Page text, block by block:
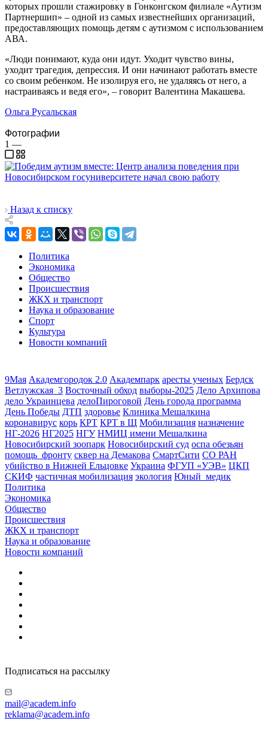
которых прошли стажировку в Гонконгском филиале «Аутизм
Партнершип» – одной из самых известнейших организаций,
предоставляющих помощь детям с аутизмом с использованием
АВА.
«Люди понимают, куда они идут. Уходит чувство вины,
уходит трагедия, депрессия. И они начинают работать вместе
со своим ребенком. Не изолируя его, не удаляясь от него, а
настраиваясь и ведя его», – говорит Валентина Макашева.
Ольга Русальская
Фотографии
1 —
Назад к списку
Политика
Экономика
Общество
Происшествия
ЖКХ и транспорт
Наука и образование
Спорт
Культура
Новости компаний
9Мая Академгородок 2.0 Академпарк аресты ученых Бердск
Ветлужская_3 Восточный обход выборы-2025 Дело Архипова
дело Украинцева делоПироговой День города программа
День Победы ДТП здоровье Клиника Мешалкина
коронавирус корь КРТ КРТ в Щ Мобилизация назначение
НГ-2026 НГ2025 НГУ НМИЦ имени Мешалкина
Новосибирский зоопарк Новосибирский суд оспа обезьян
помощь_фронту сквер на Демакова СмартСити СО РАН
убийство в Нижней Ельцовке Украина ФГУП «УЭВ» ЦКП
СКИФ частичная мобилизация экология Юный_медик
Политика
Экономика
Общество
Происшествия
ЖКХ и транспорт
Наука и образование
Новости компаний
Подписаться на рассылку
mail@academ.info
reklama@academ.info